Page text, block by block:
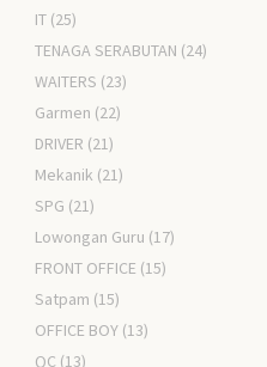
IT (25)
TENAGA SERABUTAN (24)
WAITERS (23)
Garmen (22)
DRIVER (21)
Mekanik (21)
SPG (21)
Lowongan Guru (17)
FRONT OFFICE (15)
Satpam (15)
OFFICE BOY (13)
QC (13)